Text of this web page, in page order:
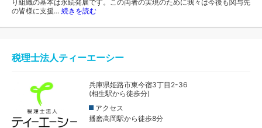
り組織の基本は永続発展です。この両者の実現のために我々は今後も関与先
の皆様に支援… 続きを読む
税理士法人ティーエーシー
兵庫県姫路市東今宿3丁目2-36
(相生駅から徒歩分)
アクセス
播磨高岡駅から徒歩8分